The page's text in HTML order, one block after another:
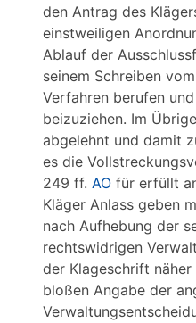
den Antrag des
einstweiligen
Ablauf der
seinem Schreiben
Verfahren berufen
beizuziehen. Im
abgelehnt und damit
es die
249 ff. AO für erfüllt
Kläger Anlass geben
nach Aufhebung der
rechtswidrigen
der Klageschrift
bloßen Angabe der